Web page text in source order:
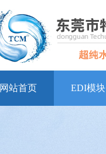
网站首页 EDI模块